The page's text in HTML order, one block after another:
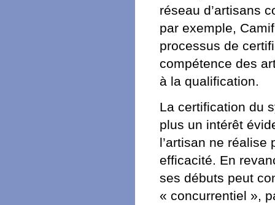
réseau d’artisans
par exemple,
processus de
compétence des
à la qualification.
La certification du
plus un intérêt
l’artisan ne réalise
efficacité. En
ses débuts peut
« concurrentiel »,